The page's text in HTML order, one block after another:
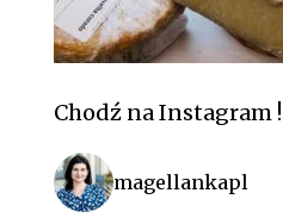
Chodź na Instagram !
magellankapl